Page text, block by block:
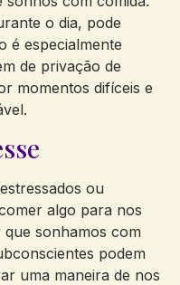
o dia, pode
é especialmente
de privação de
momentos difíceis e
ou
algo para nos
sonhamos com
podem
uma maneira de nos